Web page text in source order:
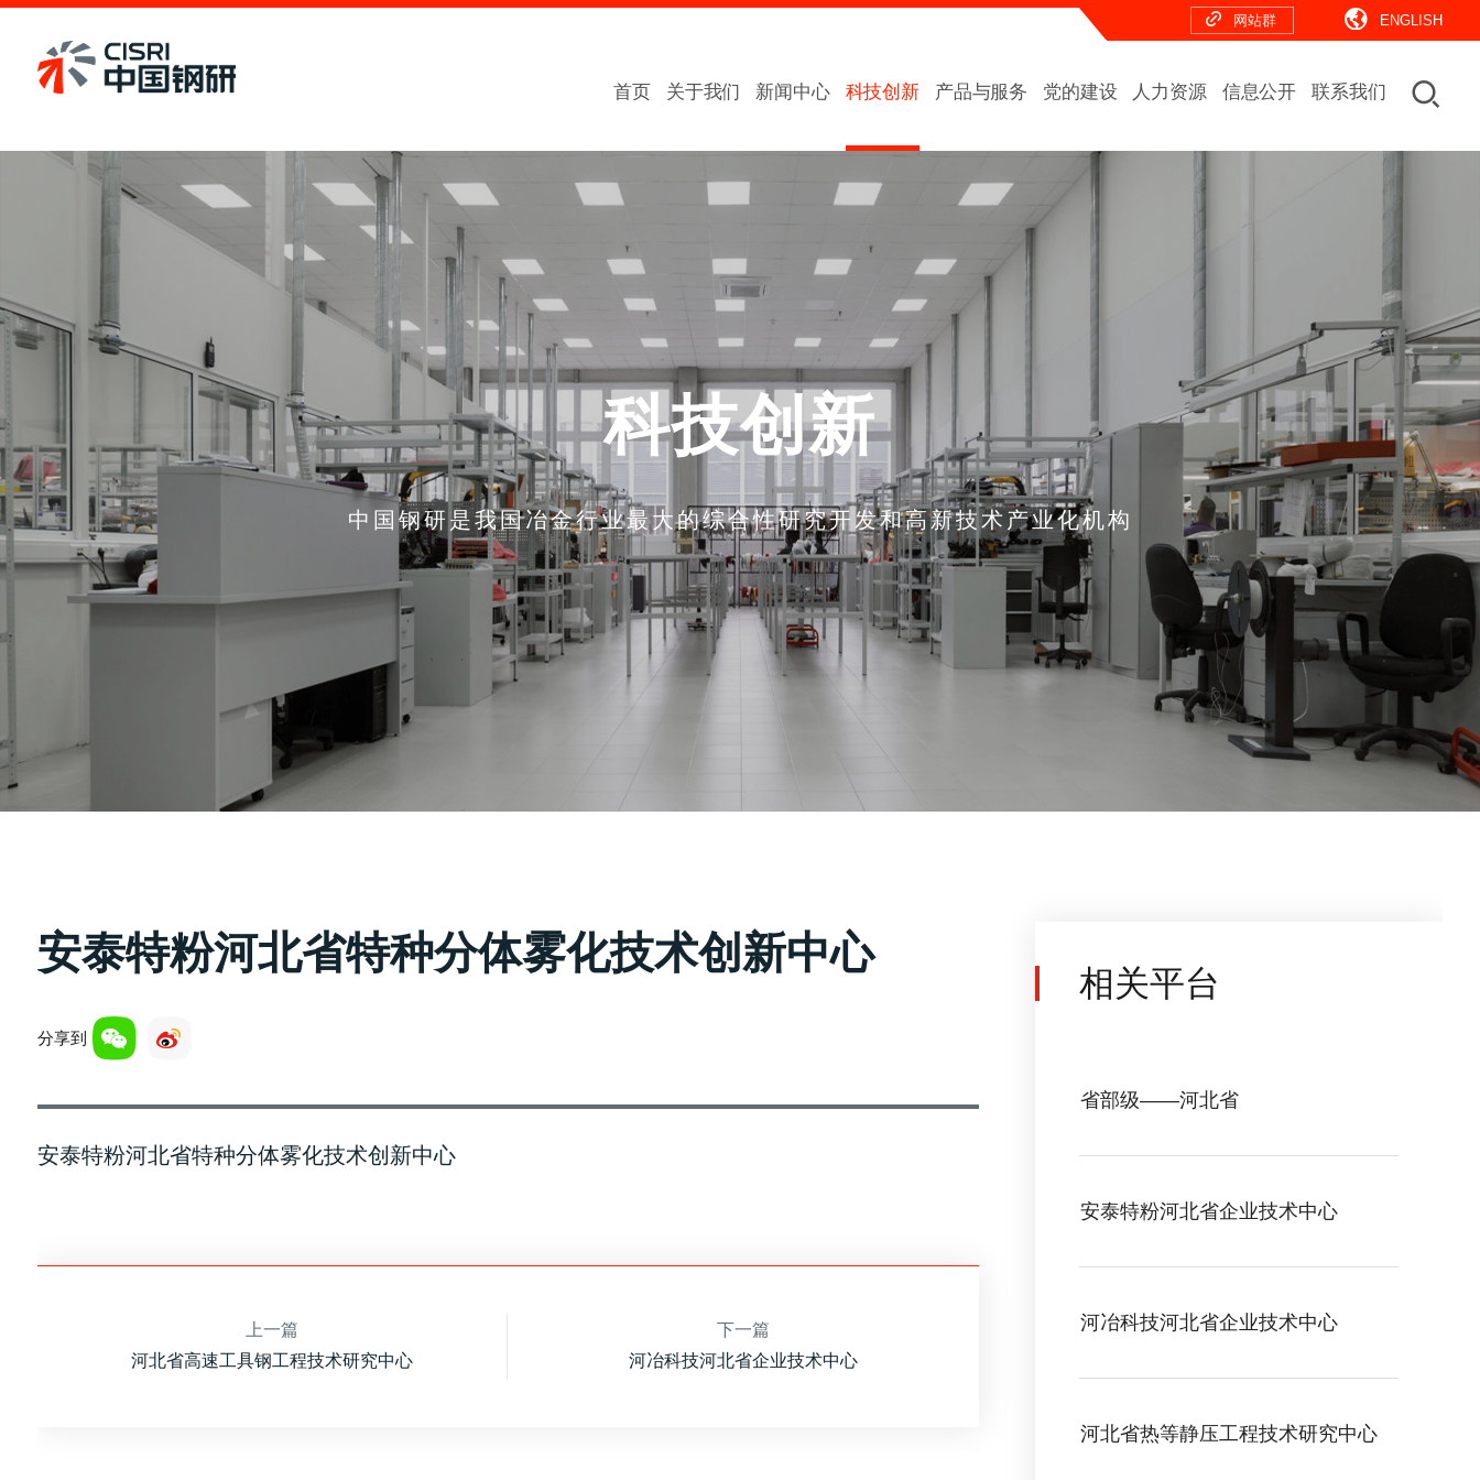
网站群 ENGLISH
首页 关于我们 新闻中心 科技创新 产品与服务 党的建设 人力资源 信息公开 联系我们
科技创新
中国钢研是我国冶金行业最大的综合性研究开发和高新技术产业化机构
安泰特粉河北省特种分体雾化技术创新中心
分享到
安泰特粉河北省特种分体雾化技术创新中心
上一篇
河北省高速工具钢工程技术研究中心
下一篇
河冶科技河北省企业技术中心
相关平台
省部级——河北省
安泰特粉河北省企业技术中心
河冶科技河北省企业技术中心
河北省热等静压工程技术研究中心